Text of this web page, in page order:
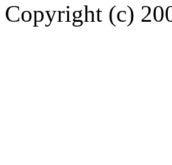
Copyright (c)